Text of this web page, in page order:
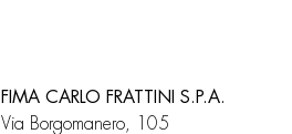
FIMA CARLO FRATTINI S.P.A.
Via Borgomanero, 105